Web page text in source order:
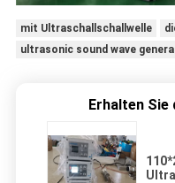
mit Ultraschallschallwelle
ultrasonic sound wave
Erhalten Sie